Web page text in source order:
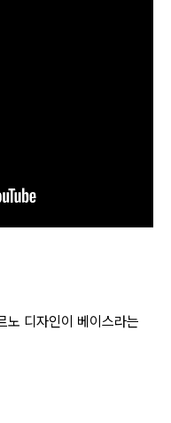
노 디자인이 베이스라는